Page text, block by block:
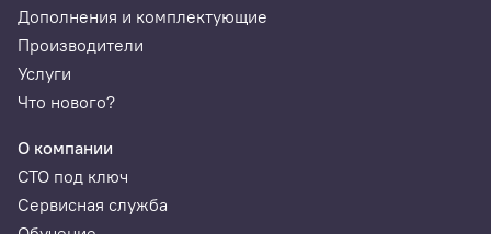
Дополнения и комплектующие
Производители
Услуги
Что нового?
О компании
СТО под ключ
Сервисная служба